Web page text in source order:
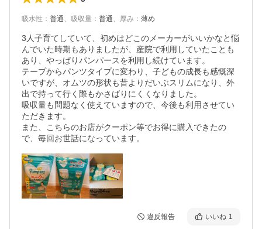
吸水性 ： 普通、 吸収量 ： 普通、 厚み ： 薄め
3人子育てしていて、初めはどこのメーカーがいいかなと悩
んでいた時期もありましたが、産院で利用していたことも
あり、やっぱりパンパースを利用し続けています。
テープからパンツタイプに変わり、子どもの成長も感慨深
いですが、オムツの形状も昔よりだいぶスリムになり、外
出で持って行く際もかさばりにくくなりました。
吸収量も問題なく使えていますので、今後も利用させてい
ただきます。
また、こちらのお店がクーポン等でお得に購入できたの
で、毎回お世話になっています。
違反報告 いいね 1